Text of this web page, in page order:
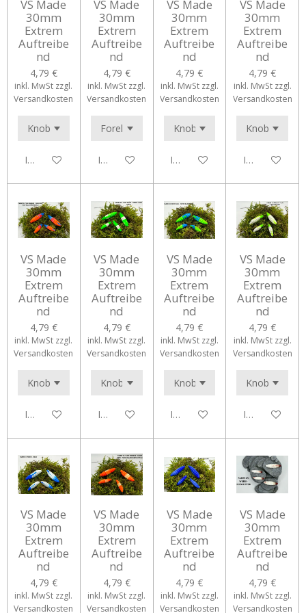
VS Made
30mm
Extrem
Auftreibe
nd
4,79 €
inkl. MwSt zzgl.
Versandkosten
In den Warenkorb
VS Made
30mm
Extrem
Auftreibe
nd
4,79 €
inkl. MwSt zzgl.
Versandkosten
In den Warenkorb
VS Made
30mm
Extrem
Auftreibe
nd
4,79 €
inkl. MwSt zzgl.
Versandkosten
In den Warenkorb
VS Made
30mm
Extrem
Auftreibe
nd
4,79 €
inkl. MwSt zzgl.
Versandkosten
In den
VS Made
30mm
Extrem
Auftreibe
nd
4,79 €
inkl. MwSt zzgl.
Versandkosten
In den Warenkorb
VS Made
30mm
Extrem
Auftreibe
nd
4,79 €
inkl. MwSt zzgl.
Versandkosten
In den Warenkorb
VS Made
30mm
Extrem
Auftreibe
nd
4,79 €
inkl. MwSt zzgl.
Versandkosten
In den Warenkorb
VS Made
30mm
Extrem
Auftreibe
nd
4,79 €
inkl. MwSt zzgl.
Versandkosten
In den
VS Made
30mm
Extrem
Auftreibe
nd
4,79 €
inkl. MwSt zzgl.
Versandkosten
VS Made
30mm
Extrem
Auftreibe
nd
4,79 €
inkl. MwSt zzgl.
Versandkosten
VS Made
30mm
Extrem
Auftreibe
nd
4,79 €
inkl. MwSt zzgl.
Versandkosten
VS Made
30mm
Extrem
Auftreibe
nd
4,79 €
inkl. MwSt zzgl.
Versandkosten